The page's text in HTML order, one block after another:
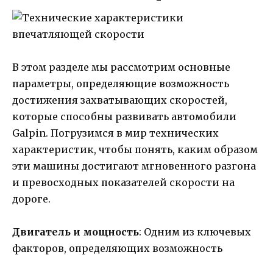
В этом разделе мы рассмотрим основные
параметры, определяющие возможность
достижения захватывающих скоростей,
которые способны развивать автомобили
Galpin. Погрузимся в мир технических
характеристик, чтобы понять, каким образом
эти машины достигают мгновенного разгона
и превосходных показателей скорости на
дороге.
Двигатель и мощность: Одним из ключевых
факторов, определяющих возможность